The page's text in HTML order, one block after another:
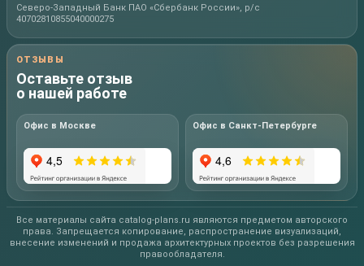
Северо-Западный Банк ПАО «Сбербанк России», р/с
40702810855040000275
ОТЗЫВЫ
Оставьте отзыв
о нашей работе
Офис в Москве Офис в Санкт-Петербурге
Все материалы сайта catalog-plans.ru являются предметом авторского
права. Запрещается копирование, распространение визуализаций,
внесение изменений и продажа архитектурных проектов без разрешения
правообладателя.